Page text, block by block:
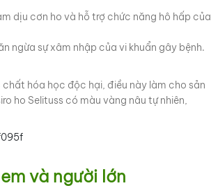
dịu cơn ho và hỗ trợ chức năng hô hấp của
ngừa sự xâm nhập của vi khuẩn gây bệnh.
hóa học độc hại, điều này làm cho sản
ho Selituss có màu vàng nâu tự nhiên,
và người lớn